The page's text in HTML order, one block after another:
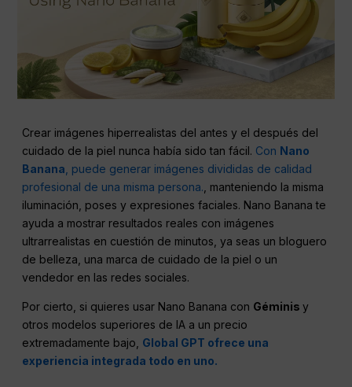
Crear imágenes hiperrealistas del antes y el después del
cuidado de la piel nunca había sido tan fácil. Con Nano
Banana , puede generar imágenes divididas de calidad
profesional de una misma persona. , manteniendo la misma
iluminación, poses y expresiones faciales. Nano Banana te
ayuda a mostrar resultados reales con imágenes
ultrarrealistas en cuestión de minutos, ya seas un bloguero
de belleza, una marca de cuidado de la piel o un
vendedor en las redes sociales.
Por cierto, si quieres usar Nano Banana con Géminisy
otros modelos superiores de IA a un precio
extremadamente bajo, Global GPT ofrece una
experiencia integrada todo en uno.